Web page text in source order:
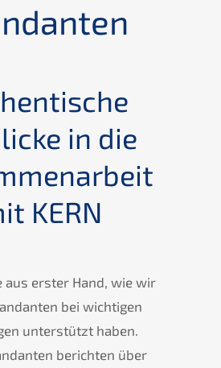
in die
KERN
aus erster Hand, wie wir
bei wichtigen
unterstützt haben.
berichten über